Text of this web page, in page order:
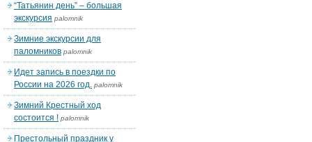
“Татьянин день” – большая
экскурсия palomnik
Зимние экскурсии для
паломников palomnik
Идет запись в поездки по
России на 2026 год. palomnik
Зимний Крестный ход
состоится ! palomnik
Престольный праздник у